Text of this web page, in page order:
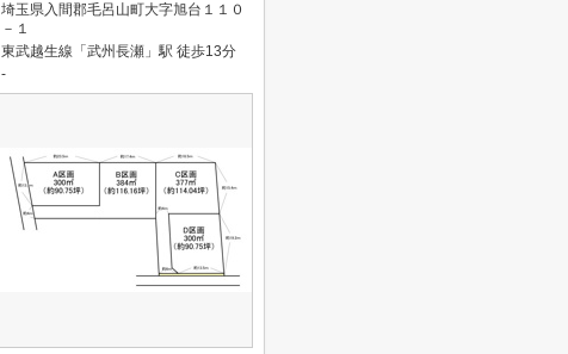
埼玉県入間郡毛呂山町大字旭台１１０
－１
東武越生線「武州長瀬」駅 徒歩13分
-